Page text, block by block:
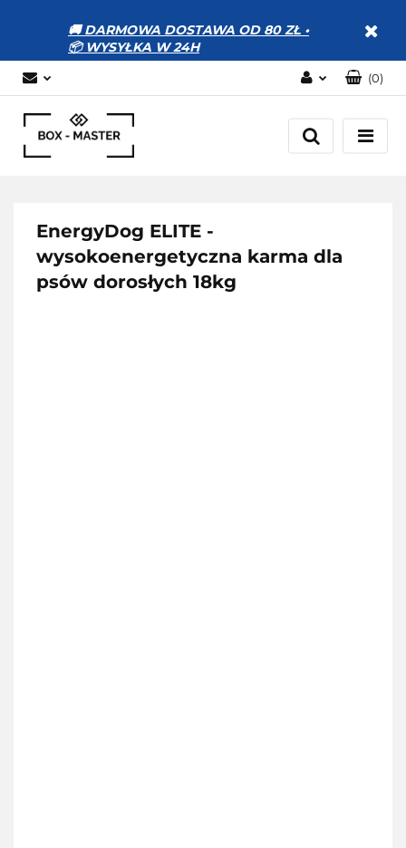
🚚 DARMOWA DOSTAWA OD 80 ZŁ •
📦 WYSYŁKA W 24H
Zaloguj się
Zarejestruj się
(0)
EnergyDog ELITE -
wysokoenergetyczna karma dla
psów dorosłych 18kg